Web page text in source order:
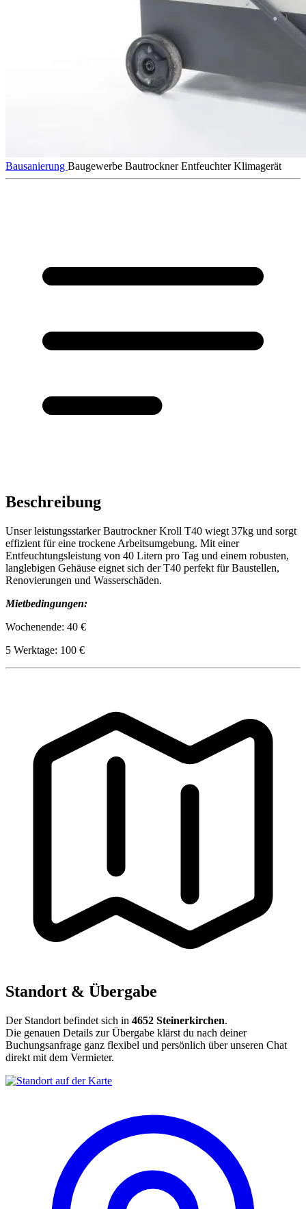
Bausanierung Baugewerbe Bautrockner Entfeuchter Klimagerät
Beschreibung
Unser leistungsstarker Bautrockner Kroll T40 wiegt 37kg und sorgt
effizient für eine trockene Arbeitsumgebung. Mit einer
Entfeuchtungsleistung von 40 Litern pro Tag und einem robusten,
langlebigen Gehäuse eignet sich der T40 perfekt für Baustellen,
Renovierungen und Wasserschäden.
Mietbedingungen:
Wochenende: 40 €
5 Werktage: 100 €
Standort & Übergabe
Der Standort befindet sich in 4652 Steinerkirchen.
Die genauen Details zur Übergabe klärst du nach deiner
Buchungsanfrage ganz flexibel und persönlich über unseren Chat
direkt mit dem Vermieter.